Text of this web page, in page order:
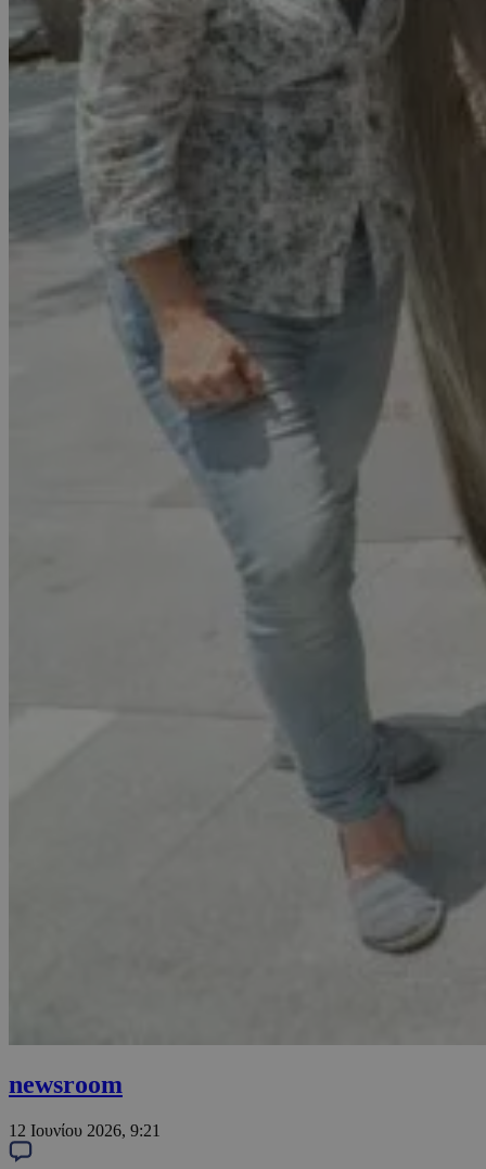
newsroom
12 Ιουνίου 2026, 9:21